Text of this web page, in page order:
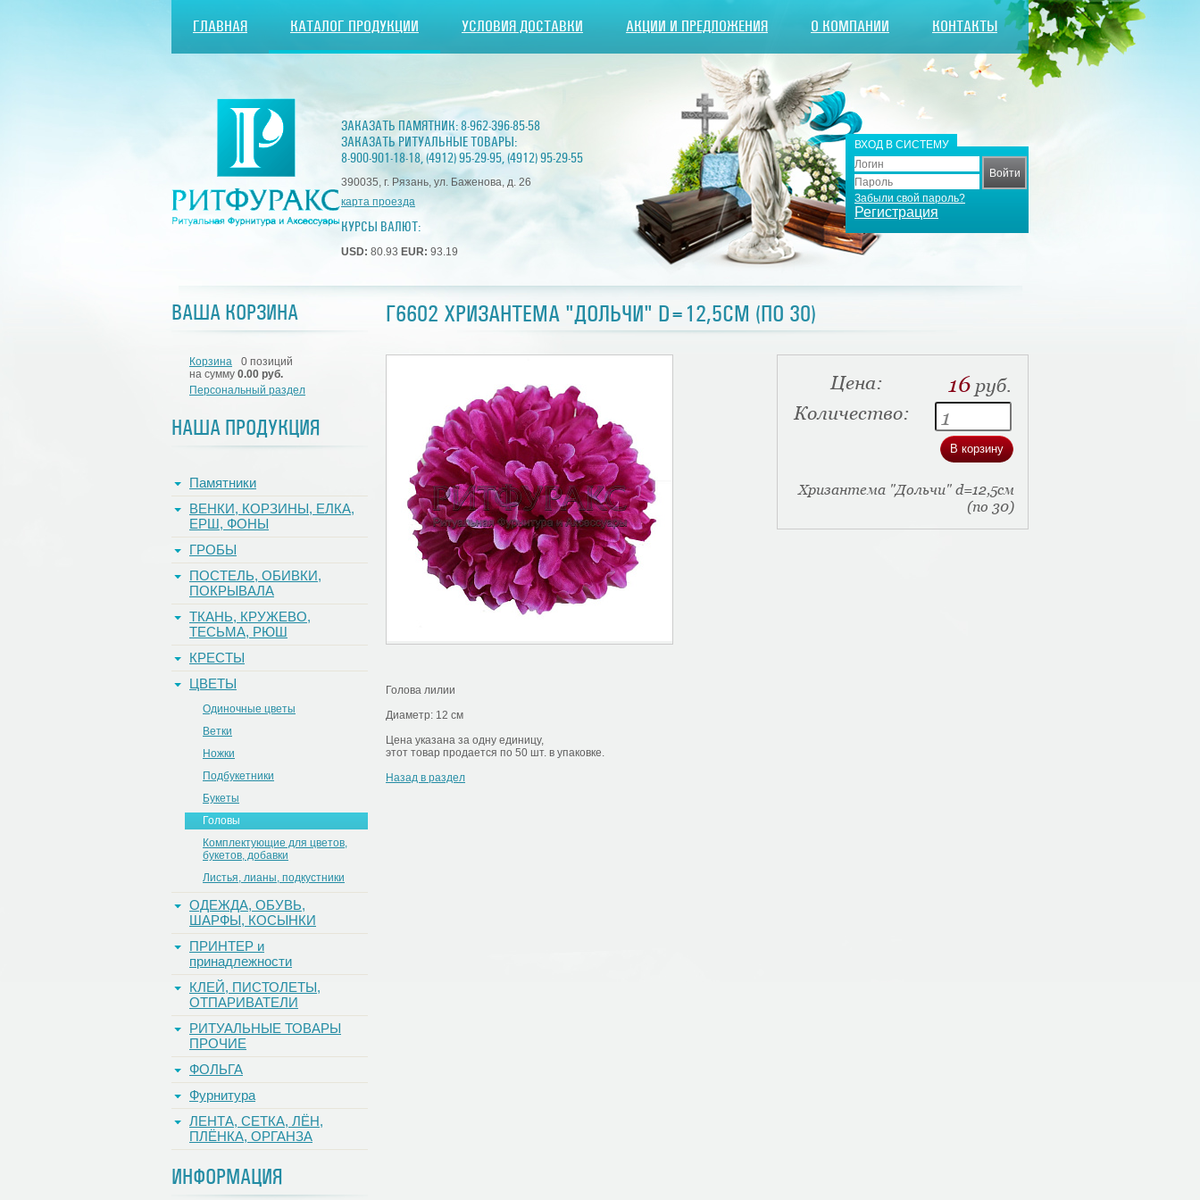
ГЛАВНАЯ КАТАЛОГ ПРОДУКЦИИ УСЛОВИЯ ДОСТАВКИ АКЦИИ И ПРЕДЛОЖЕНИЯ О КОМПАНИИ КОНТАКТЫ
ЗАКАЗАТЬ ПАМЯТНИК:8-962-396-85-58
ЗАКАЗАТЬ РИТУАЛЬНЫЕ ТОВАРЫ:
8-900-901-18-18,(4912) 95-29-95,(4912) 95-29-55
390035, г. Рязань, ул. Баженова, д. 26
карта проезда
КУРСЫ ВАЛЮТ:
USD: 80.93 EUR: 93.19
ВХОД В СИСТЕМУ
Забыли свой пароль?
Регистрация
ВАША КОРЗИНА
Корзина
0 позиций
на сумму 0.00 руб.
Персональный раздел
НАША ПРОДУКЦИЯ
Памятники
ВЕНКИ, КОРЗИНЫ, ЕЛКА,
ЕРШ, ФОНЫ
ГРОБЫ
ПОСТЕЛЬ, ОБИВКИ,
ПОКРЫВАЛА
ТКАНЬ, КРУЖЕВО,
ТЕСЬМА, РЮШ
КРЕСТЫ
ЦВЕТЫ
Одиночные цветы
Ветки
Ножки
Подбукетники
Букеты
Головы
Комплектующие для цветов,
букетов, добавки
Листья, лианы, подкустники
ОДЕЖДА, ОБУВЬ,
ШАРФЫ, КОСЫНКИ
ПРИНТЕР и
принадлежности
КЛЕЙ, ПИСТОЛЕТЫ,
ОТПАРИВАТЕЛИ
РИТУАЛЬНЫЕ ТОВАРЫ
ПРОЧИЕ
ФОЛЬГА
Фурнитура
ЛЕНТА, СЕТКА, ЛЁН,
ПЛЁНКА, ОРГАНЗА
ИНФОРМАЦИЯ
Г6602 ХРИЗАНТЕМА "ДОЛЬЧИ" D=12,5СМ (ПО 30)
Цена: 16 руб.
Количество:
Хризантема "Дольчи" d=12,5см
(по 30)
Голова лилии
Диаметр: 12 см
Цена указана за одну единицу,
этот товар продается по 50 шт. в упаковке.
Назад в раздел